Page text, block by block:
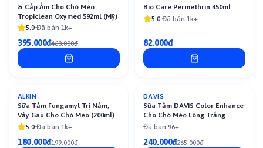
& Cấp Ẩm Cho Chó Mèo
Tropiclean Oxymed 592ml (Mỹ)
5.0·Đã bán 1k+
395.000đ468.000đ
Bio Care Permethrin 450ml
5.0·Đã bán 1k+
82.000đ
-10%
ALKIN
Sữa Tắm Fungamyl Trị Nấm,
Vảy Gàu Cho Chó Mèo (200ml)
5.0·Đã bán 1k+
180.000đ199.000đ
-9%
DAVIS
Sữa Tắm DAVIS Color Enhance
Cho Chó Mèo Lông Trắng
Đã bán 96+
240.000đ265.000đ